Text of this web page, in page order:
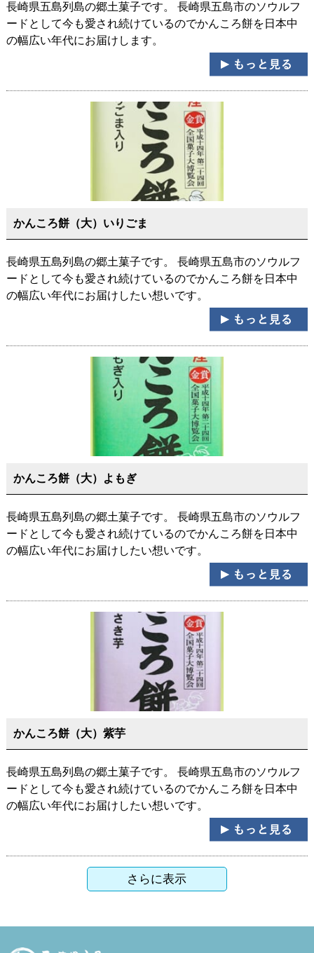
長崎県五島列島の郷土菓子です。 長崎県五島市のソウルフ
ードとして今も愛され続けているのでかんころ餅を日本中
の幅広い年代にお届けします。
かんころ餅（大）いりごま
長崎県五島列島の郷土菓子です。 長崎県五島市のソウルフ
ードとして今も愛され続けているのでかんころ餅を日本中
の幅広い年代にお届けしたい想いです。
かんころ餅（大）よもぎ
長崎県五島列島の郷土菓子です。 長崎県五島市のソウルフ
ードとして今も愛され続けているのでかんころ餅を日本中
の幅広い年代にお届けしたい想いです。
かんころ餅（大）紫芋
長崎県五島列島の郷土菓子です。 長崎県五島市のソウルフ
ードとして今も愛され続けているのでかんころ餅を日本中
の幅広い年代にお届けしたい想いです。
さらに表示